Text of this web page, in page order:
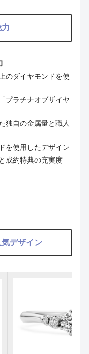
のダイヤモンドを使
プラチナオブザイヤ
独自の金属量と職人
を使用したデザイン
成約特典の充実度
デザイン